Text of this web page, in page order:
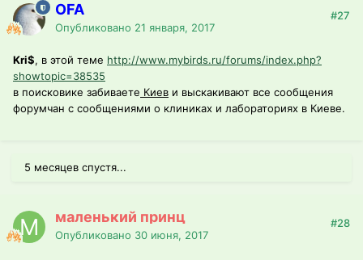
OFA
Опубликовано 21 января, 2017
#27
Kri$, в этой теме http://www.mybirds.ru/forums/index.php?
showtopic=38535
в поисковике забиваете Киев и выскакивают все сообщения
форумчан с сообщениями о клиниках и лабораториях в Киеве.
5 месяцев спустя...
маленький принц
Опубликовано 30 июня, 2017
#28